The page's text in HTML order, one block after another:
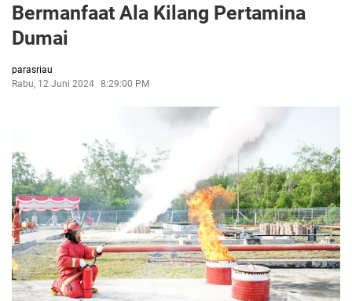
Bermanfaat Ala Kilang Pertamina
Dumai
parasriau
Rabu, 12 Juni 2024 8:29:00 PM